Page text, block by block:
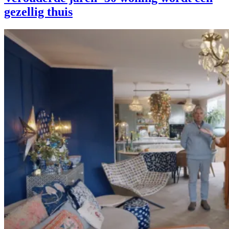
gezellig thuis